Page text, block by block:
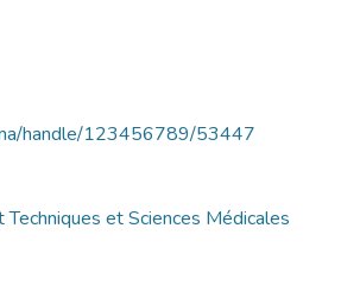
handle/123456789/53447
Techniques et Sciences Médicales